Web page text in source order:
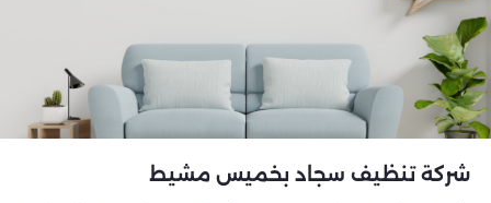
شركة تنظيف سجاد بخميس مشيط